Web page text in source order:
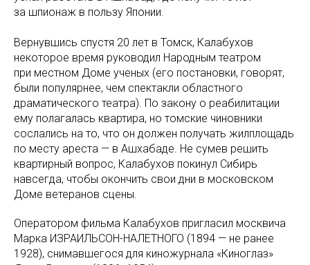
за шпионаж в пользу Японии.
Вернувшись спустя 20 лет в Томск, Калабухов
некоторое время руководил Народным театром
при местном Доме ученых (его постановки, говорят,
были популярнее, чем спектакли областного
драматического театра). По закону о реабилитации
ему полагалась квартира, но томские чиновники
сослались на то, что он должен получать жилплощадь
по месту ареста — в Ашхабаде. Не сумев решить
квартирный вопрос, Калабухов покинул Сибирь
навсегда, чтобы окончить свои дни в московском
Доме ветеранов сцены.
Оператором фильма Калабухов пригласил москвича
Марка ИЗРАИЛЬСОН-НАЛЕТНОГО (1894 — не ранее
1928), снимавшегося для киножурнала «Киноглаз»